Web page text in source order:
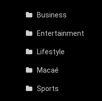
Business
Entertainment
Lifestyle
Macaé
Sports